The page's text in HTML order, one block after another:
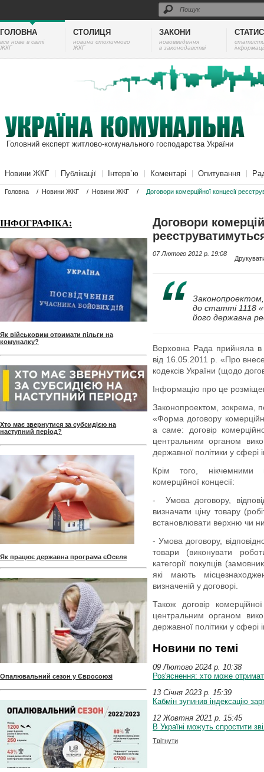
ГОЛОВНА
все нове в світі
ЖКГ
СТОЛИЦЯ
новини столичного
ЖКГ
ЗАКОНИ
нововведення
в законодавстві
Головний експерт житлово-комунального господарства України
Новини ЖКГ Публікації Інтерв`ю Коментарі Опитування
Головна / Новини ЖКГ / Новини ЖКГ / Договори комерційної концесії
ІНФОГРАФІКА:
Як військовим отримати пільги на
комуналку?
Хто має звернутися за субсидією на
наступний період?
Як працює державна програма єОселя
Опалювальний сезон у Євросоюзі
Договори
07 Лютого 2012 p. 19:08
до статті 1118
його державна
Верховна Рада прийняла
від 16.05.2011 р. «Про
кодексів України (щодо
Інформацію про це
Законопроектом, зокрема,
«Форма договору
а саме: договір
центральним органом
державної політики у сфері
Крім того, нікчемними
комерційної концесії:
-
Умова договору,
визначати ціну товару
встановлювати верхню чи
- Умова договору,
товари (виконувати
категорії покупців
які мають
визначеній у договорі.
Також договір
центральним органом
державної політики у сфері
Новини по темі
09 Лютого 2024 p. 10:38
Роз'яснення: хто може
13 Січня 2023 p. 15:39
Кабмін зупинив індексацію
12 Жовтня 2021 p. 15:45
В Україні можуть спростити
Твітнути